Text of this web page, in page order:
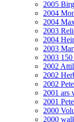
2005
2004
2004
2003
2004
2003
2003 150
2002
2002
2002
2001 ars
2001
2000
2000